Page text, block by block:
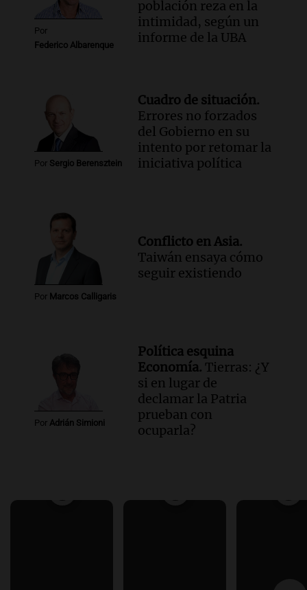
Por
Federico Albarenque
población reza en la
intimidad, según un
informe de la UBA
Por Sergio Berensztein
Cuadro de situación.
Errores no forzados
del Gobierno en su
intento por retomar la
iniciativa política
Por Marcos Calligaris
Conflicto en Asia.
Taiwán ensaya cómo
seguir existiendo
Por Adrián Simioni
Política esquina
Economía. Tierras: ¿Y
si en lugar de
declamar la Patria
prueban con
ocuparla?